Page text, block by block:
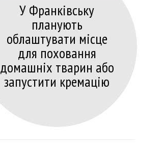
У Франківську
планують
облаштувати місце
для поховання
домашніх тварин або
запустити кремацію